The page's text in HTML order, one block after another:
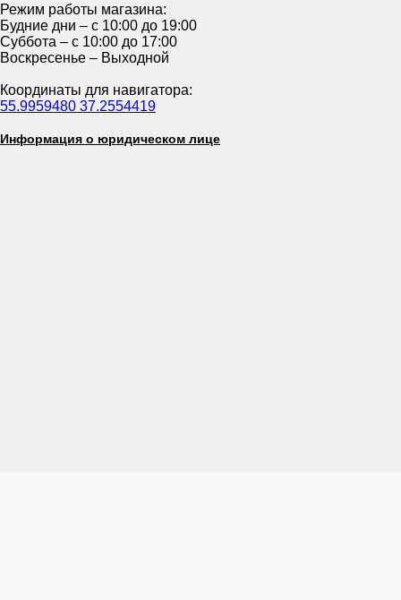
Режим работы магазина:
Будние дни – с 10:00 до 19:00
Суббота – с 10:00 до 17:00
Воскресенье – Выходной
Координаты для навигатора:
55.9959480 37.2554419
Информация о юридическом лице